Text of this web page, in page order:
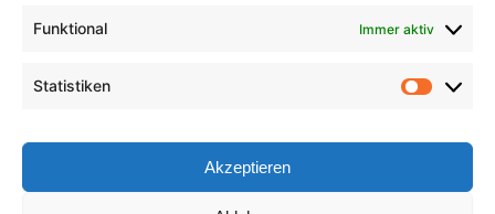
Funktional Immer aktiv
Statistiken
Akzeptieren
Erzgebirgsstüb‘l Dorfchemnitz
Eisenbahn Erlebnistouren
MEFRA UG. Rosentor 33 • 09126 Chemnitz
Telefon: 037754 337880 • Mobil: 0170 2119908 • E-